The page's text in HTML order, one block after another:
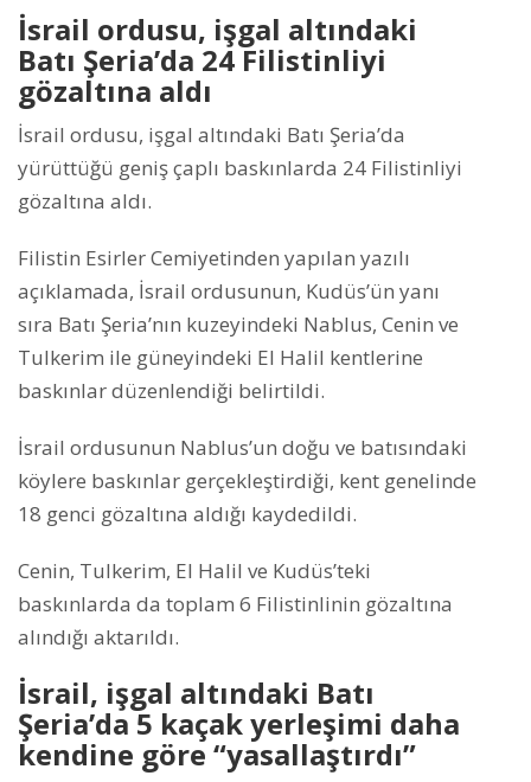
İsrail ordusu, işgal altındaki
Batı Şeria’da 24 Filistinliyi
gözaltına aldı
İsrail ordusu, işgal altındaki Batı Şeria’da
yürüttüğü geniş çaplı baskınlarda 24 Filistinliyi
gözaltına aldı.
Filistin Esirler Cemiyetinden yapılan yazılı
açıklamada, İsrail ordusunun, Kudüs’ün yanı
sıra Batı Şeria’nın kuzeyindeki Nablus, Cenin ve
Tulkerim ile güneyindeki El Halil kentlerine
baskınlar düzenlendiği belirtildi.
İsrail ordusunun Nablus’un doğu ve batısındaki
köylere baskınlar gerçekleştirdiği, kent genelinde
18 genci gözaltına aldığı kaydedildi.
Cenin, Tulkerim, El Halil ve Kudüs’teki
baskınlarda da toplam 6 Filistinlinin gözaltına
alındığı aktarıldı.
İsrail, işgal altındaki Batı
Şeria’da 5 kaçak yerleşimi daha
kendine göre “yasallaştırdı”